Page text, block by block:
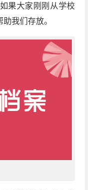
果大家刚刚从学校
我们存放。